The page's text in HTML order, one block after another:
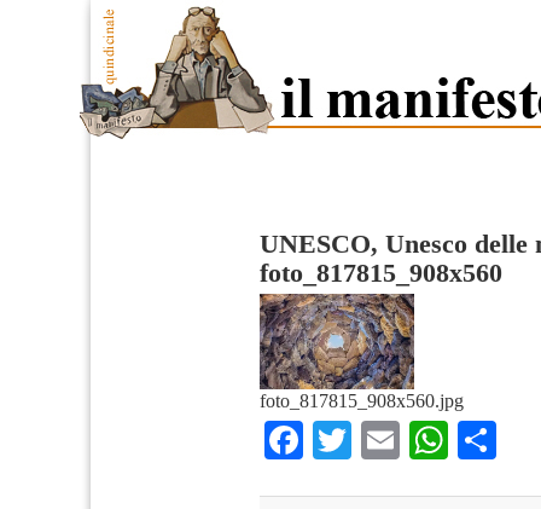
UNESCO, Unesco delle
foto_817815_908x560
foto_817815_908x560.jpg
Facebook
TwitterEmail